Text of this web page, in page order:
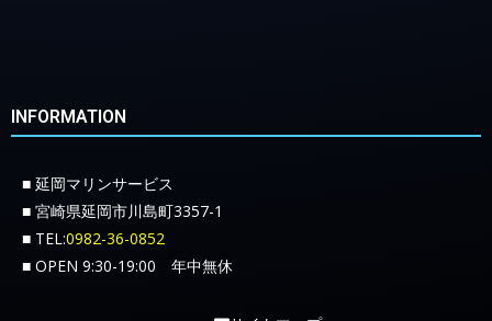
INFORMATION
■ 延岡マリンサービス
■ 宮崎県延岡市川島町3357-1
■ TEL:0982-36-0852
■ OPEN 9:30-19:00 年中無休